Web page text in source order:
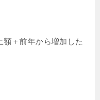
＋前年から増加した